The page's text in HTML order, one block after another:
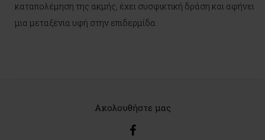
καταπολέμηση της ακμής, έχει συσφικτική δράση και αφήνει
μια μεταξένια υφή στην επιδερμίδα.
Ακολουθήστε μας